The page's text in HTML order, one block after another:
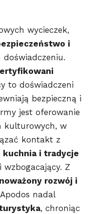
wycieczek,
i
to doświadczeni
bezpieczną i
jest oferowanie
kulturowych, w
kontakt z
kuchnia i tradycje
Z
rozwój i
nadal
, chroniąc